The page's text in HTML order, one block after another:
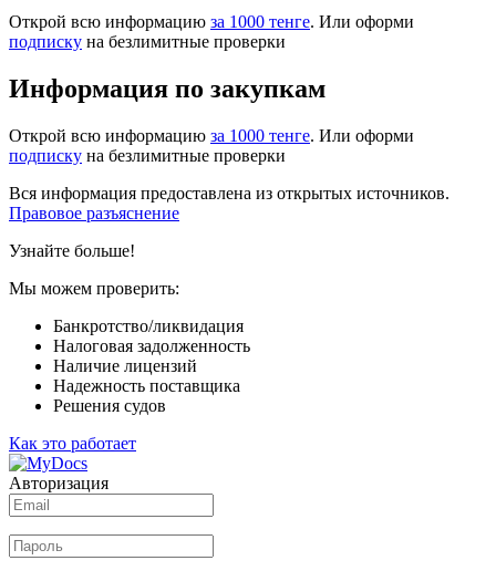
Открой всю информацию за 1000 тенге. Или оформи
подписку на безлимитные проверки
Информация по закупкам
Открой всю информацию за 1000 тенге. Или оформи
подписку на безлимитные проверки
Вся информация предоставлена из открытых источников.
Правовое разъяснение
Узнайте больше!
Мы можем проверить:
Банкротство/ликвидация
Налоговая задолженность
Наличие лицензий
Надежность поставщика
Решения судов
Как это работает
Авторизация